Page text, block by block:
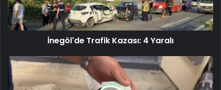
İnegöl'de Trafik Kazası: 4 Yaralı